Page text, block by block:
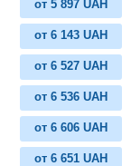
от 5 897 UAH
от 6 143 UAH
от 6 527 UAH
от 6 536 UAH
от 6 606 UAH
от 6 651 UAH